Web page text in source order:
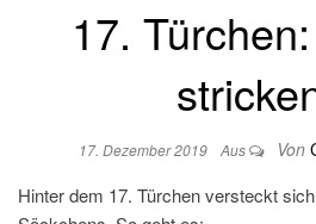
17.
17. Dezember 2019 Aus Von
Hinter dem 17. Türchen versteckt